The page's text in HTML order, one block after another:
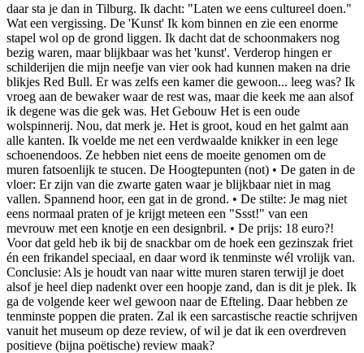
daar sta je dan in Tilburg. Ik dacht: "Laten we eens cultureel doen."
Wat een vergissing. De 'Kunst' Ik kom binnen en zie een enorme
stapel wol op de grond liggen. Ik dacht dat de schoonmakers nog
bezig waren, maar blijkbaar was het 'kunst'. Verderop hingen er
schilderijen die mijn neefje van vier ook had kunnen maken na drie
blikjes Red Bull. Er was zelfs een kamer die gewoon... leeg was? Ik
vroeg aan de bewaker waar de rest was, maar die keek me aan alsof
ik degene was die gek was. Het Gebouw Het is een oude
wolspinnerij. Nou, dat merk je. Het is groot, koud en het galmt aan
alle kanten. Ik voelde me net een verdwaalde knikker in een lege
schoenendoos. Ze hebben niet eens de moeite genomen om de
muren fatsoenlijk te stucen. De Hoogtepunten (not) • De gaten in de
vloer: Er zijn van die zwarte gaten waar je blijkbaar niet in mag
vallen. Spannend hoor, een gat in de grond. • De stilte: Je mag niet
eens normaal praten of je krijgt meteen een "Ssst!" van een
mevrouw met een knotje en een designbril. • De prijs: 18 euro?!
Voor dat geld heb ik bij de snackbar om de hoek een gezinszak friet
én een frikandel speciaal, en daar word ik tenminste wél vrolijk van.
Conclusie: Als je houdt van naar witte muren staren terwijl je doet
alsof je heel diep nadenkt over een hoopje zand, dan is dit je plek. Ik
ga de volgende keer wel gewoon naar de Efteling. Daar hebben ze
tenminste poppen die praten. Zal ik een sarcastische reactie schrijven
vanuit het museum op deze review, of wil je dat ik een overdreven
positieve (bijna poëtische) review maak?